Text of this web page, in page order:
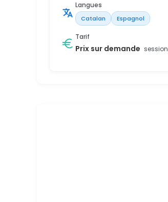
Langues
Catalan Espagnol
Tarif
Prix sur demande session